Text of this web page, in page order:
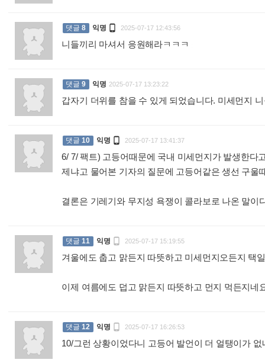
댓글 8 익명  2025-07-17 12:43:56
니들끼리 마셔서 응원해라ㅋㅋㅋ
댓글 9 익명 2025-07-17 13:23:22
갑자기 더위를 참을 수 있게 되었습니다. 미세먼지
댓글 10 익명  2025-07-17 13:41:37
6/ 7/ 팩트) 고등어때문에 국내 미세먼지가 발생한다
제냐고 물어본 기자의 질문에 고등어같은 생선 구
결론은 기레기와 무지성 욕쟁이 콜라보로 나온 말이
댓글 11 익명  2025-07-17 15:19:55
겨울에도 춥고 맑든지 따뜻하고 미세먼지오든지 택
이제 여름에도 덥고 맑든지 따뜻하고 먼지 먹든지네
댓글 12 익명  2025-07-17 16:26:53
10/그런 상황이었다니 고등어 발언이 더 얼탱이가